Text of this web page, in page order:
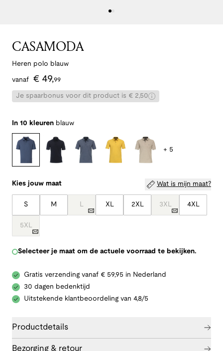
CASAMODA
Heren polo blauw
vanaf € 49,99
Je spaarbonus voor dit product is € 2,50
In 10 kleuren blauw
+ 5
Kies jouw maat Wat is mijn maat?
S M L XL 2XL 3XL 4XL
5XL
Selecteer je maat om de actuele voorraad te bekijken.
Gratis verzending vanaf € 59,95 in Nederland
30 dagen bedenktijd
Uitstekende klantbeoordeling van 4,8/5
Productdetails
Bezorging & retour